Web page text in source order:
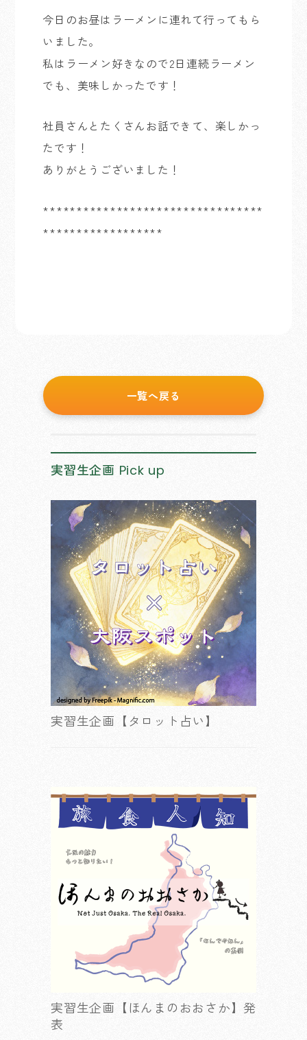
今日のお昼はラーメンに連れて行ってもら
いました。
私はラーメン好きなので2日連続ラーメン
でも、美味しかったです！
社員さんとたくさんお話できて、楽しかっ
たです！
ありがとうございました！
*********************************
******************
一覧へ戻る
実習生企画 Pick up
実習生企画【タロット占い】
実習生企画【ほんまのおおさか】発
表